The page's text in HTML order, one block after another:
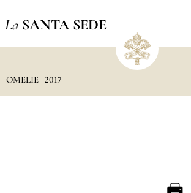
La SANTA SEDE
OMELIE 2017